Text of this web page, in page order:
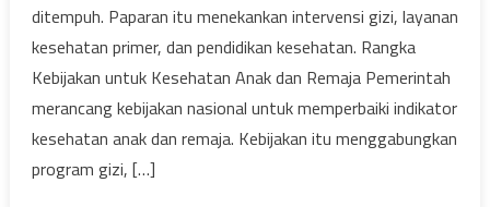
ditempuh. Paparan itu menekankan intervensi gizi, layanan
kesehatan primer, dan pendidikan kesehatan. Rangka
Kebijakan untuk Kesehatan Anak dan Remaja Pemerintah
merancang kebijakan nasional untuk memperbaiki indikator
kesehatan anak dan remaja. Kebijakan itu menggabungkan
program gizi, […]